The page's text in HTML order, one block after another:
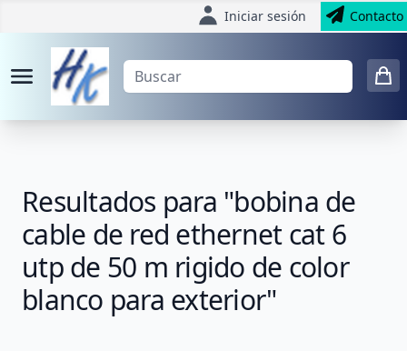
Iniciar sesión Contacto
Resultados para "bobina de
cable de red ethernet cat 6
utp de 50 m rigido de color
blanco para exterior"